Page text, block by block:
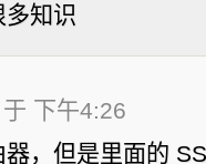
知识
下午4:26
，但是里面的